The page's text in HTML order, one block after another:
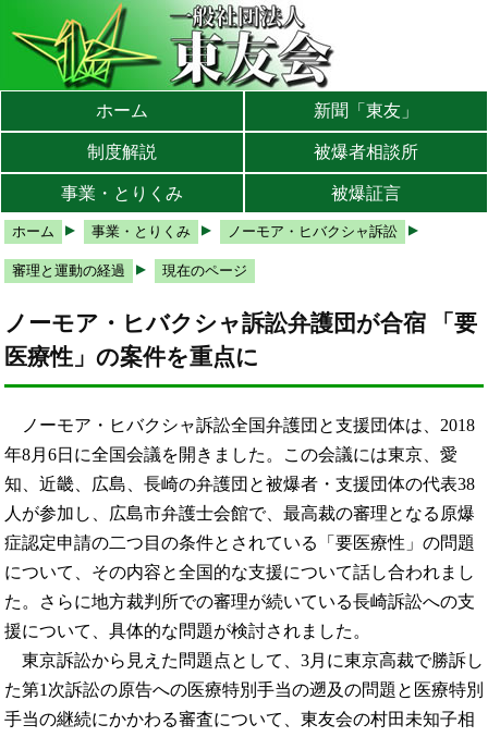
メインメニューへ
サブメニューへ
現在地ナビ（パンくずリスト）へ
ホーム 新聞「東友」
制度解説 被爆者相談所
事業・とりくみ 被爆証言
ホーム 事業・とりくみ ノーモア・ヒバクシャ訴訟
審理と運動の経過 現在のページ
ノーモア・ヒバクシャ訴訟弁護団が合宿 「要
医療性」の案件を重点に
ノーモア・ヒバクシャ訴訟全国弁護団と支援団体は、2018
年8月6日に全国会議を開きました。この会議には東京、愛
知、近畿、広島、長崎の弁護団と被爆者・支援団体の代表38
人が参加し、広島市弁護士会館で、最高裁の審理となる原爆
症認定申請の二つ目の条件とされている「要医療性」の問題
について、その内容と全国的な支援について話し合われまし
た。さらに地方裁判所での審理が続いている長崎訴訟への支
援について、具体的な問題が検討されました。
東京訴訟から見えた問題点として、3月に東京高裁で勝訴し
た第1次訴訟の原告への医療特別手当の遡及の問題と医療特別
手当の継続にかかわる審査について、東友会の村田未知子相